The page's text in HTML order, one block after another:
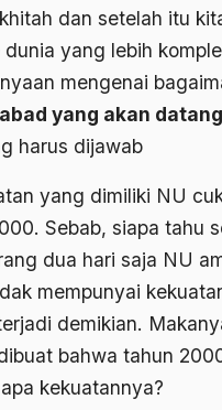
dan setelah itu
dunia yang lebih
mengenai
yang akan datang
harus dijawab
yang dimiliki NU
Sebab, siapa tahu
dua hari saja NU
mempunyai
demikian.
bahwa tahun
kekuatannya?